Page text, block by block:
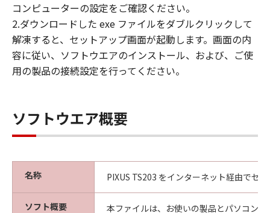
コンピューターの設定をご確認ください。
2.ダウンロードした exe ファイルをダブルクリックして
解凍すると、セットアップ画面が起動します。画面の内
容に従い、ソフトウエアのインストール、および、ご使
用の製品の接続設定を行ってください。
ソフトウエア概要
名称 PIXUS TS203 をインターネット経由でセ
ソフト概要
本ファイルは、お使いの製品とパソコン